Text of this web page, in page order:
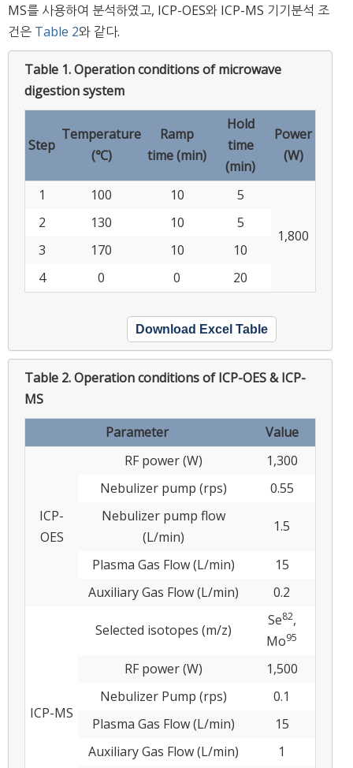
MS를 사용하여 분석하였고, ICP-OES와 ICP-MS 기기분석 조
건은 Table 2와 같다.
Table 1.Operation conditions of microwave
digestion system
Step
Temperature
(℃)
Ramp
time (min)
Hold
time
(min)
Power
(W)
1 100 10 5
1,800
2 130 10
5
3
170 10
10
4
0 0 20
Download Excel Table
Table 2.Operation conditions of ICP-OES & ICP-
MS
Parameter
Value
ICP-
OES
RF power (W)
1,300
Nebulizer pump (rps)
0.55
Nebulizer pump flow
(L/min)
1.5
Plasma Gas Flow (L/min)
15
Auxiliary Gas Flow (L/min)
0.2
ICP-MS
Selected isotopes (m/z)
Se82,
Mo95
RF power (W)
1,500
Nebulizer Pump (rps)
0.1
Plasma Gas Flow (L/min)
15
Auxiliary Gas Flow (L/min)
1